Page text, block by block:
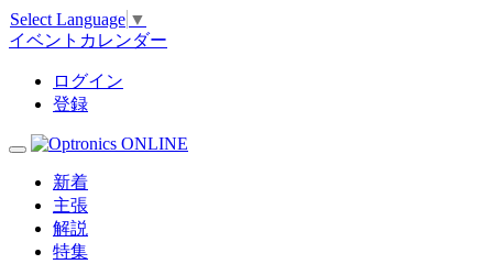
Select Language ▼
イベントカレンダー
ログイン
登録
新着
主張
解説
特集